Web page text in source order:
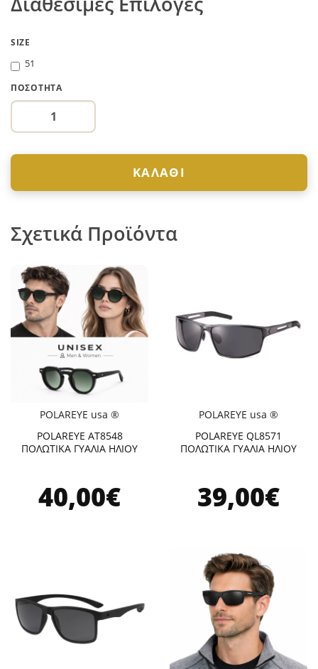
SIZE
51
ΠΟΣΌΤΗΤΑ
ΚΑΛΆΘΙ
Σχετικά Προϊόντα
POLAREYE usa ®
POLAREYE AT8548
ΠΟΛΩΤΙΚΑ ΓΥΑΛΙΑ ΗΛΙΟΥ
40,00€
POLAREYE usa ®
POLAREYE QL8571
ΠΟΛΩΤΙΚΑ ΓΥΑΛΙΑ ΗΛΙΟΥ
39,00€